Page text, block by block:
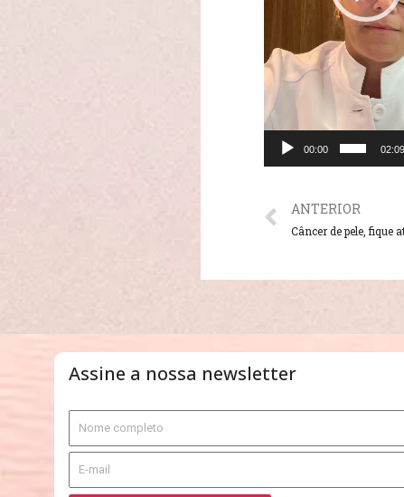
00:00 02:09
ANTERIOR
Câncer de pele, fique
Assine a nossa newsletter